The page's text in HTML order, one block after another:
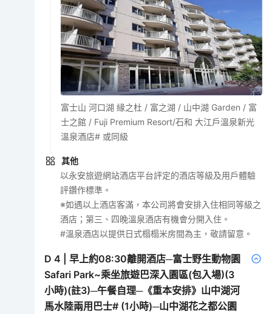
富士山 河口湖 緣之杜 / 富之湖 / 山中湖 Garden / 富
士之館 / Fuji Premium Resort/石和 大江戶溫泉新光
溫泉酒店# 或同級
其他
以永安旅遊網站酒店平台評定的酒店等級及用戶體驗
評鑽作標準。
※如遇以上酒店客滿，本公司將會安排入住相同等級之
酒店；第三、四晚溫泉酒店有機會分開入住。
#溫泉酒店以提供日式榻榻米房間為主，敬請留意。
D4 |早上約08:30離開酒店─富士野生動物園
Safari Park~乘坐旅遊巴深入園區(包入場)(3
小時)(註3)─午餐自理─《重本安排》山中湖河
馬水陸兩用巴士# (1小時)─山中湖花之都公園